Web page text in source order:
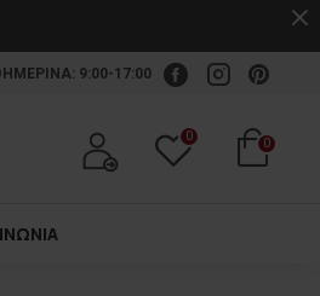
9:00-17:00
0 0